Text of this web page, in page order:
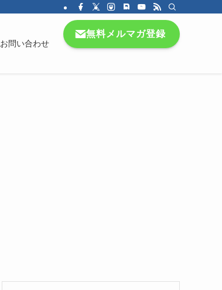
お問い合わせ
無料メルマガ登録